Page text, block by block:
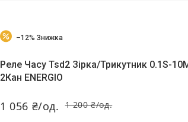
–12%
Реле Часу Tsd2 Зірка/Трикутник 0.1S-
2Кан ENERGIO
1 200 ₴/од.
1 056 ₴/од.